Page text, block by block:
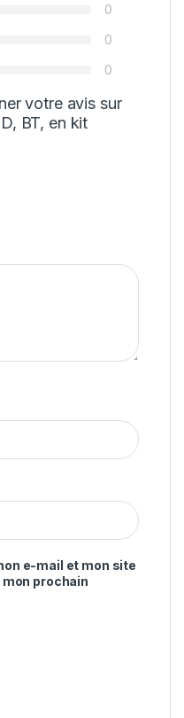
0
0
0
votre avis sur
BT, en kit
e-mail et mon site
prochain